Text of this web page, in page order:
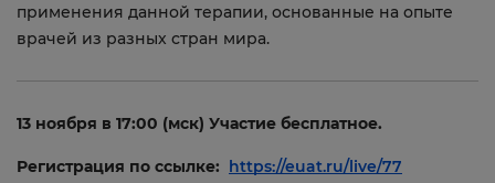
применения данной терапии, основанные на опыте
врачей из разных стран мира.
13 ноября в 17:00 (мск) Участие бесплатное.
Регистрация по ссылке: https://euat.ru/live/77